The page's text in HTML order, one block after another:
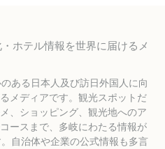
ホテル情報を世界に届けるメ
ある日本人及び訪日外国人に向
メディアです。観光スポットだ
、ショッピング、観光地へのア
ースまで、多岐にわたる情報が
自治体や企業の公式情報も多言